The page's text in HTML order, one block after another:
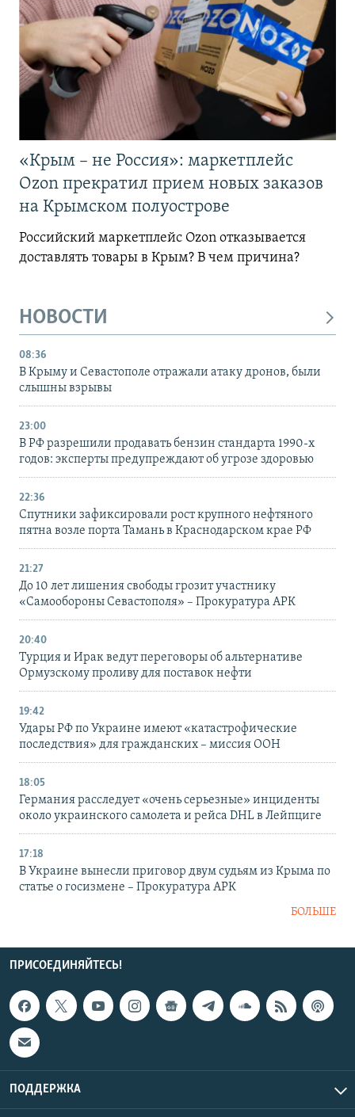
«Крым – не Россия»: маркетплейс
Ozon прекратил прием новых заказов
на Крымском полуострове
Российский маркетплейс Ozon отказывается
доставлять товары в Крым? В чем причина?
НОВОСТИ
08:36
В Крыму и Севастополе отражали атаку дронов, были
слышны взрывы
23:00
В РФ разрешили продавать бензин стандарта 1990-х
годов: эксперты предупреждают об угрозе здоровью
22:36
Спутники зафиксировали рост крупного нефтяного
пятна возле порта Тамань в Краснодарском крае РФ
21:27
До 10 лет лишения свободы грозит участнику
«Самообороны Севастополя» – Прокуратура АРК
20:40
Турция и Ирак ведут переговоры об альтернативе
Ормузскому проливу для поставок нефти
19:42
Удары РФ по Украине имеют «катастрофические
последствия» для гражданских – миссия ООН
18:05
Германия расследует «очень серьезные» инциденты
около украинского самолета и рейса DHL в Лейпциге
17:18
В Украине вынесли приговор двум судьям из Крыма по
статье о госизмене – Прокуратура АРК
БОЛЬШЕ
ПРИСОЕДИНЯЙТЕСЬ!
ПОДДЕРЖКА